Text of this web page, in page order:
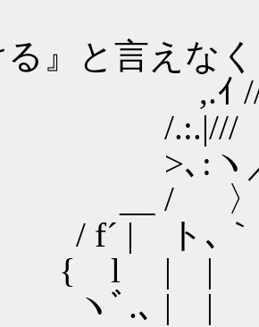
〉 単純
る』と言えな
//Y〈_
ゝ､ ｀
／ ` ｀
/ 〉′j .ｲ
| ト､｀
| ｀ ー
.､ | |